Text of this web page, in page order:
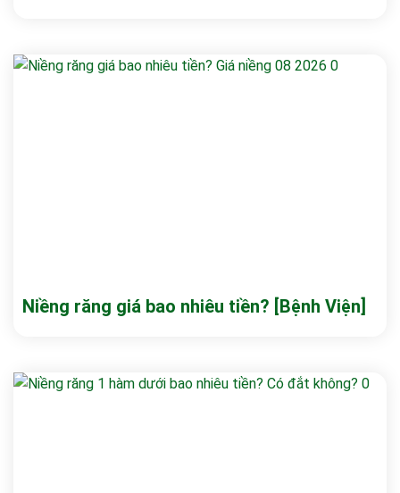
Niềng răng giá bao nhiêu tiền? [Bệnh Viện]